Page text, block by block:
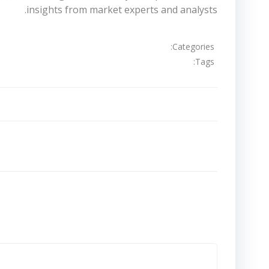
insights from market experts and analysts.
Categories:
Tags: